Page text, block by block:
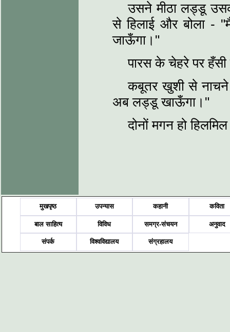
उसने मीठा लड्डू
से हिलाई और बोला -
जाऊँगा।"
पारस के चेहरे पर हँसी
कबूतर खुशी से
अब लड्डू खाऊँगा।"
दोनों मगन हो
मुखपृष्ठ उपन्यास कहानी कविता
बाल साहित्य विविध समग्र-संचयन अनुवाद
संपर्क विश्वविद्यालय संग्रहालय